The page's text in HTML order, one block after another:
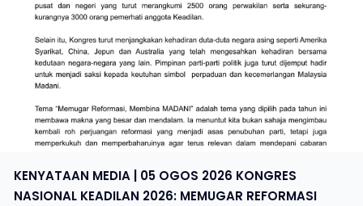
KENYATAAN MEDIA | 05 OGOS 2026 KONGRES
NASIONAL KEADILAN 2026: MEMUGAR REFORMASI